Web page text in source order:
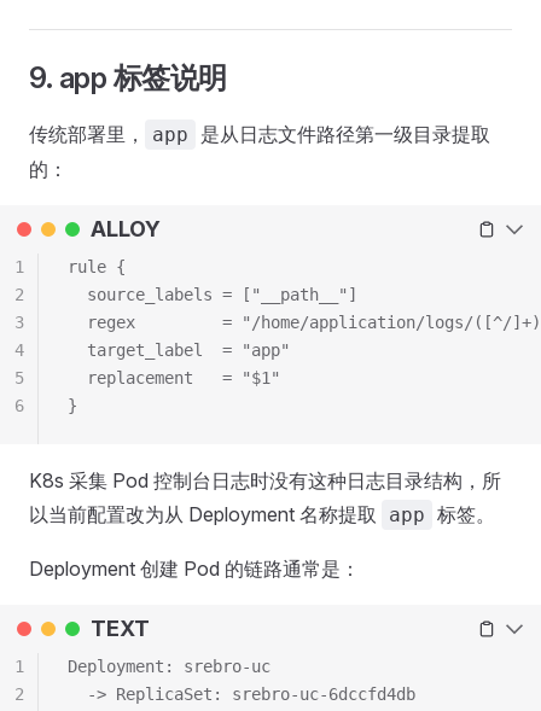
9. app 标签说明
传统部署里， app
是从日志文件路径第一级目录提取
的：
ALLOY
rule {
  source_labels = ["__path__"]
regex         = "/home/application/logs/([^/
  target_label  = "app"
  replacement   = "$1"
}
1
2
3
4
5
6
K8s 采集 Pod 控制台日志时没有这种日志目录结构，所
以当前配置改为从 Deployment 名称提取
app 标签。
Deployment 创建 Pod 的链路通常是：
TEXT
Deployment: srebro-uc
  -> ReplicaSet: srebro-uc-6dccfd4db
1
2